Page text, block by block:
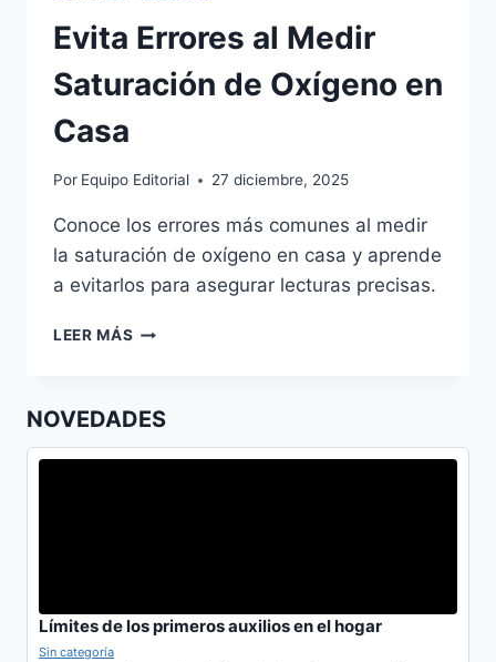
Evita Errores al Medir
Saturación de Oxígeno en
Casa
Por Equipo Editorial 27 diciembre, 2025
Conoce los errores más comunes al medir
la saturación de oxígeno en casa y aprende
a evitarlos para asegurar lecturas precisas.
LEER MÁS EVITA
SATURACIÓN
DE
NOVEDADES
Límites de los primeros auxilios en el hogar
Sin categoría